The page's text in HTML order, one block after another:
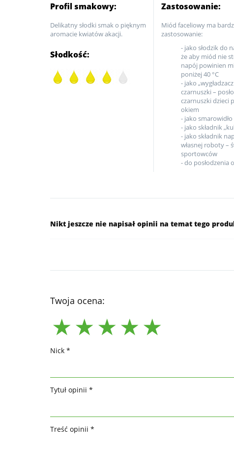
Profil smakowy:
Delikatny słodki smak o pięknym
aromacie kwiatów akacji.
Słodkość:
Zastosowanie:
Miód faceliowy ma
zastosowanie:
- jako słodzik do
że aby miód nie
napój powinien
poniżej 40 °C
- jako
czarnuszki –
czarnuszki dzieci
okiem
- jako
- jako składnik
- jako składnik
własnej roboty –
sportowców
- do posłodzenia
Nikt jeszcze nie napisał opinii na temat tego
Twoja ocena:
Nick *
Tytuł opinii *
Treść opinii *